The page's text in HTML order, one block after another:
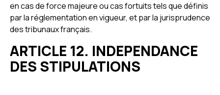
en cas de force majeure ou cas fortuits tels que définis
par la réglementation en vigueur, et par la jurisprudence
des tribunaux français.
ARTICLE 12. INDEPENDANCE
DES STIPULATIONS